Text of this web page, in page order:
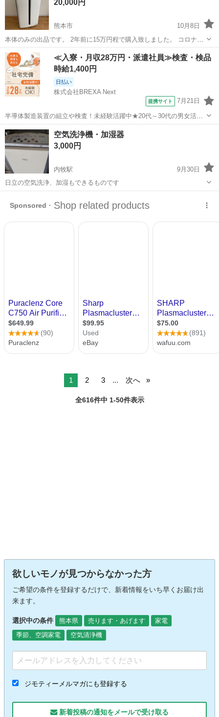
先で使用する機会がないため出品...
20,000円
熊本市
10月8日
本体のみの出品です。 2年前に15万円程で購入致しました。 コロナが
流行りこちらの空気清浄機がいいとの事で口コミが良かったので購入
したのですが、コロナも落ち着き又家が狭い為手放す事に致しまし
た！ Amwayの空気清浄機は本...
熊本 熊本市 季節、空調家電 コロナ
≪入寮・月収28万円・派遣社員≫検査・検品
時給1,400円
日払い
株式会社BREXA Next
提携サイト 7月21日
半導体製造装置の組立や検査！未経験活躍中★20代～30代の男女活躍
中★ワンルーム寮完備！赴任旅費会社負担！マイカー通勤OK！無料駐
車場あり！正社員登用あり！《熊本県菊池郡大津町》 人気の工場のお
仕事 ◇半導体製造装置の組立...
熊本 その他
空気洗浄機・加湿器
3,000円
内牧駅
9月30日
日立の空気洗浄、加湿もできるものです
1 2 3 ... 次へ
全616件中 1-50件表示
欲しいモノが見つからなかった方
ご希望の条件を登録するだけで、新着情報をいち早くお届け出
来ます。
選択中の条件 熊本県 売ります・あげます
家電
季節、空調家電
空気清浄機
ジモティーメルマガにも登録する
新着投稿の通知をメールで受け取る